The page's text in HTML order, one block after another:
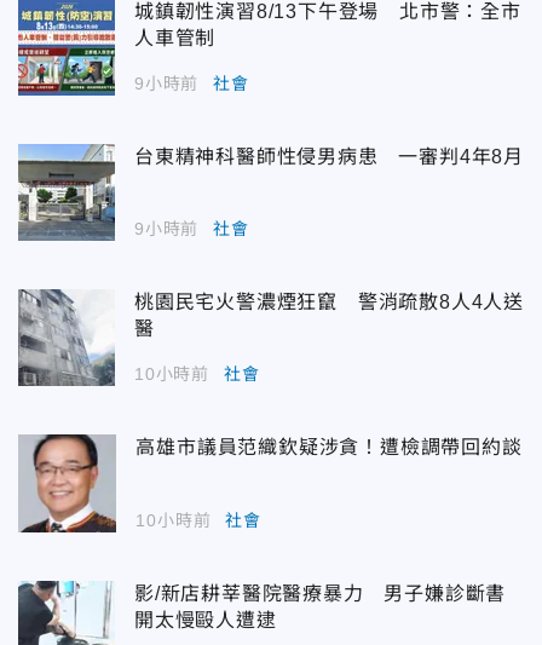
城鎮韌性演習8/13下午登場 北市警：全市
人車管制
9小時前 社會
台東精神科醫師性侵男病患 一審判4年8月
9小時前 社會
桃園民宅火警濃煙狂竄 警消疏散8人4人送
醫
10小時前 社會
高雄市議員范織欽疑涉貪！遭檢調帶回約談
10小時前 社會
影/新店耕莘醫院醫療暴力 男子嫌診斷書
開太慢毆人遭逮